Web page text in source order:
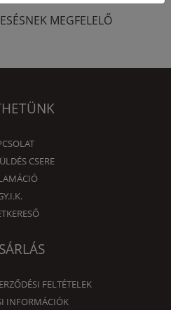
MEGFELELŐ
CSERE
FELTÉTELEK
INFORMÁCIÓK